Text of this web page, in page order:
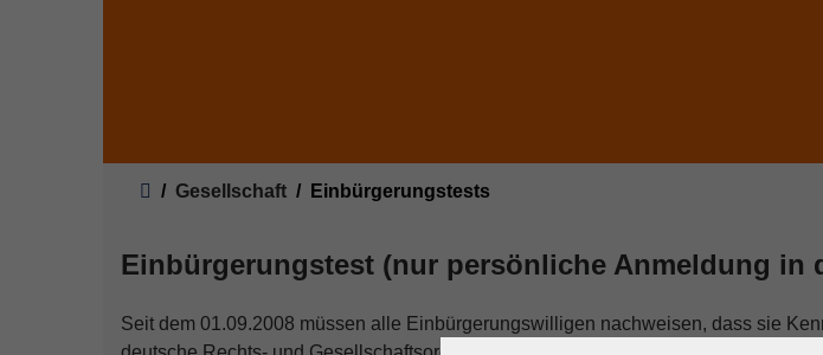
Gesellschaft Einbürgerungstests
Einbürgerungstest (nur persönliche Anmeldung in
Seit dem 01.09.2008 müssen alle Einbürgerungswilligen nachweisen, dass sie